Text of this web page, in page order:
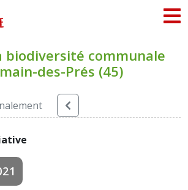
biodiversité communale
des-Prés (45)
des cookies